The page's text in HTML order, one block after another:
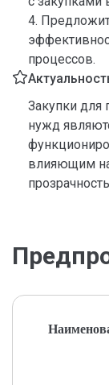
4.
процессов.
Закупки для
нужд
влияющим